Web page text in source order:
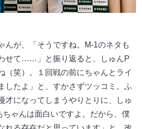
んが、「そうですね。M-1のネタも
せて……」と振り返ると、しゅんP
（笑）。１回戦の前にちゃんとライ
したよ」と、すかさずツッコミ。ふ
才になってしまうやりとりに、しゅ
ちゃんは面白いですよ。だから、僕